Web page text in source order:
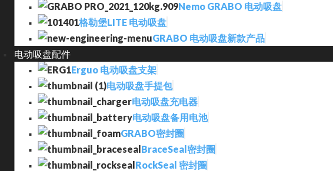
Nemo GRABO 电动吸盘
格勒堡LITE 电动吸盘
GRABO 电动吸盘新款产品
电动吸盘配件
Erguo 电动吸盘支架
电动吸盘手提包
电动吸盘充电器
电动吸盘备用电池
GRABO密封圈
BraceSeal密封圈
RockSeal 密封圈